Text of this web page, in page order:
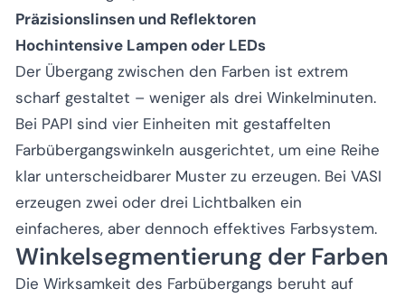
Präzisionslinsen und Reflektoren
Hochintensive Lampen oder LEDs
Der Übergang zwischen den Farben ist extrem
scharf gestaltet – weniger als drei Winkelminuten.
Bei PAPI sind vier Einheiten mit gestaffelten
Farbübergangswinkeln ausgerichtet, um eine Reihe
klar unterscheidbarer Muster zu erzeugen. Bei VASI
erzeugen zwei oder drei Lichtbalken ein
einfacheres, aber dennoch effektives Farbsystem.
Winkelsegmentierung der Farben
Die Wirksamkeit des Farbübergangs beruht auf